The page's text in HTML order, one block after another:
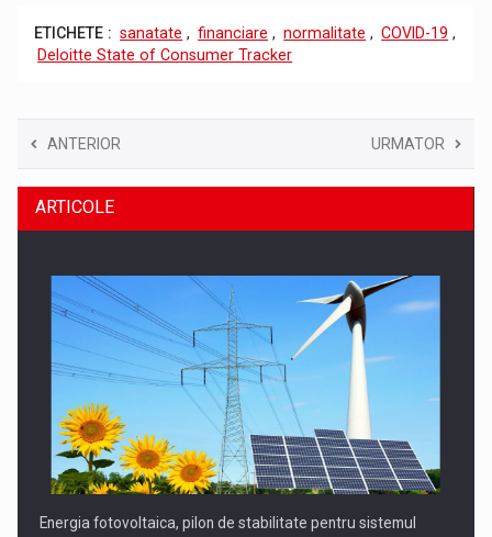
ETICHETE : sanatate , financiare , normalitate , COVID-19 ,
Deloitte State of Consumer Tracker
ANTERIOR URMATOR
ARTICOLE
Energia fotovoltaica, pilon de stabilitate pentru sistemul